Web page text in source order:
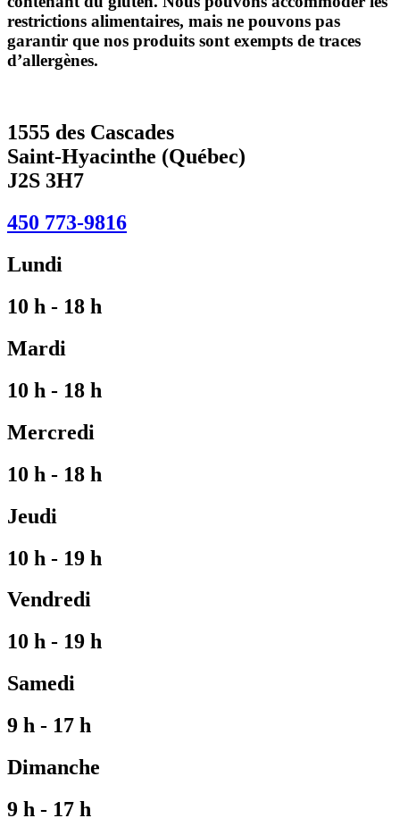
restrictions alimentaires, mais ne pouvons pas
garantir que nos produits sont exempts de traces
d’allergènes.
1555 des Cascades
Saint-Hyacinthe (Québec)
J2S 3H7
450 773-9816​
Lundi
10 h - 18 h
Mardi
10 h - 18 h
Mercredi
10 h - 18 h
Jeudi
10 h - 19 h
Vendredi
10 h - 19 h
Samedi
9 h - 17 h
Dimanche
9 h - 17 h